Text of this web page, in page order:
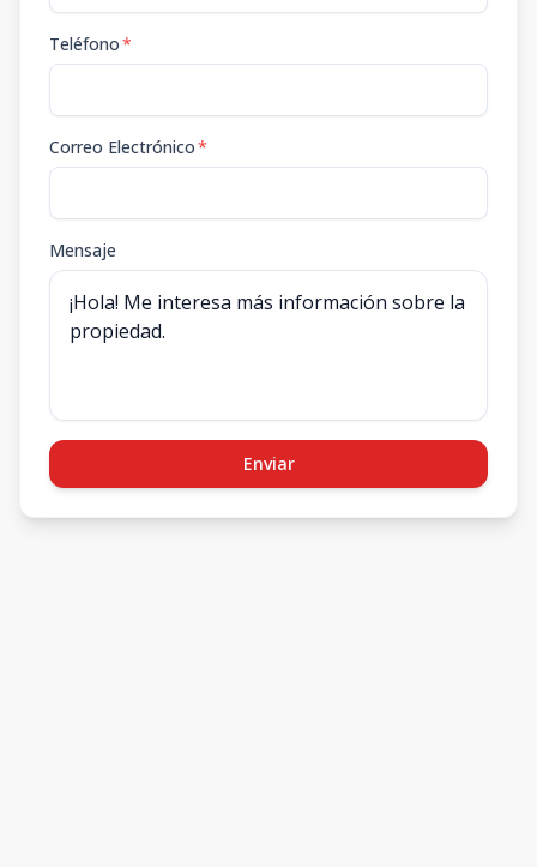
Teléfono*
Correo Electrónico*
Mensaje
Enviar